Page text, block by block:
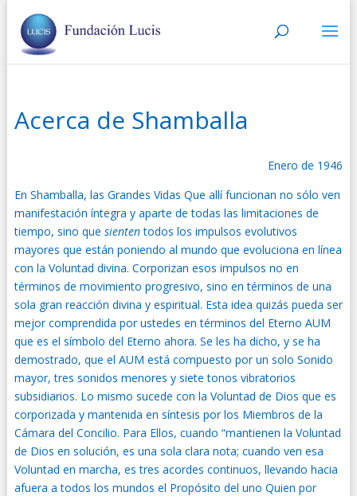
Acerca de Shamballa
Enero de 1946
En Shamballa, las Grandes Vidas Que allí funcionan no sólo ven
manifestación íntegra y aparte de todas las limitaciones de
tiempo, sino que siententodos los impulsos evolutivos
mayores que están poniendo al mundo que evoluciona en línea
con la Voluntad divina. Corporizan esos impulsos no en
términos de movimiento progresivo, sino en términos de una
sola gran reacción divina y espiritual. Esta idea quizás pueda ser
mejor comprendida por ustedes en términos del Eterno AUM
que es el símbolo del Eterno ahora. Se les ha dicho, y se ha
demostrado, que el AUM está compuesto por un solo Sonido
mayor, tres sonidos menores y siete tonos vibratorios
subsidiarios. Lo mismo sucede con la Voluntad de Dios que es
corporizada y mantenida en síntesis por los Miembros de la
Cámara del Concilio. Para Ellos, cuando “mantienen la Voluntad
de Dios en solución, es una sola clara nota; cuando ven esa
Voluntad en marcha, es tres acordes continuos, llevando hacia
afuera a todos los mundos el Propósito del uno Quien por